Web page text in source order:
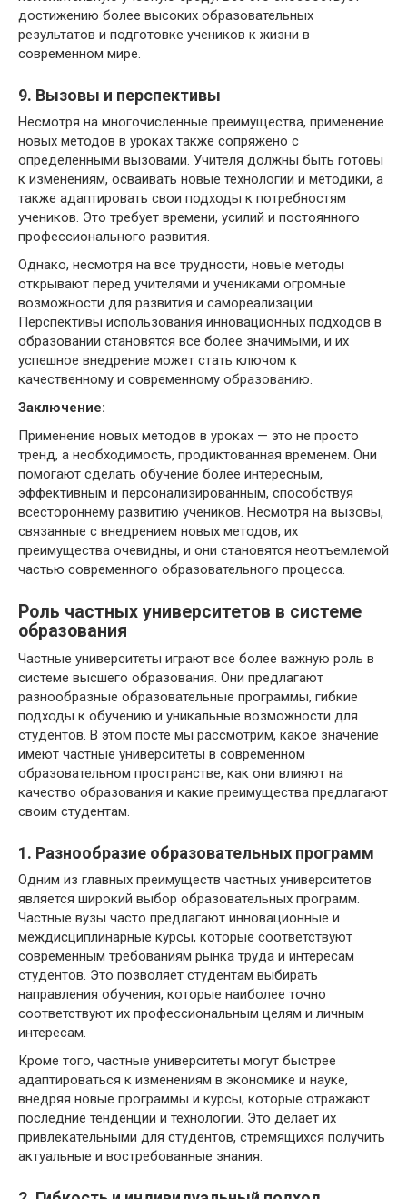
достижению более высоких образовательных
результатов и подготовке учеников к жизни в
современном мире.
9. Вызовы и перспективы
Несмотря на многочисленные преимущества, применение
новых методов в уроках также сопряжено с
определенными вызовами. Учителя должны быть готовы
к изменениям, осваивать новые технологии и методики, а
также адаптировать свои подходы к потребностям
учеников. Это требует времени, усилий и постоянного
профессионального развития.
Однако, несмотря на все трудности, новые методы
открывают перед учителями и учениками огромные
возможности для развития и самореализации.
Перспективы использования инновационных подходов в
образовании становятся все более значимыми, и их
успешное внедрение может стать ключом к
качественному и современному образованию.
Заключение:
Применение новых методов в уроках — это не просто
тренд, а необходимость, продиктованная временем. Они
помогают сделать обучение более интересным,
эффективным и персонализированным, способствуя
всестороннему развитию учеников. Несмотря на вызовы,
связанные с внедрением новых методов, их
преимущества очевидны, и они становятся неотъемлемой
частью современного образовательного процесса.
Роль частных университетов в системе
образования
Частные университеты играют все более важную роль в
системе высшего образования. Они предлагают
разнообразные образовательные программы, гибкие
подходы к обучению и уникальные возможности для
студентов. В этом посте мы рассмотрим, какое значение
имеют частные университеты в современном
образовательном пространстве, как они влияют на
качество образования и какие преимущества предлагают
своим студентам.
1. Разнообразие образовательных программ
Одним из главных преимуществ частных университетов
является широкий выбор образовательных программ.
Частные вузы часто предлагают инновационные и
междисциплинарные курсы, которые соответствуют
современным требованиям рынка труда и интересам
студентов. Это позволяет студентам выбирать
направления обучения, которые наиболее точно
соответствуют их профессиональным целям и личным
интересам.
Кроме того, частные университеты могут быстрее
адаптироваться к изменениям в экономике и науке,
внедряя новые программы и курсы, которые отражают
последние тенденции и технологии. Это делает их
привлекательными для студентов, стремящихся получить
актуальные и востребованные знания.